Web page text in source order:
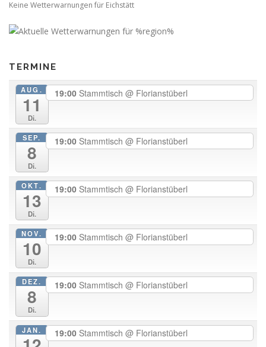
Keine Wetterwarnungen für Eichstätt
TERMINE
AUG.
11
Di.
19:00 Stammtisch @ Florianstüberl
SEP.
8
Di.
19:00 Stammtisch @ Florianstüberl
OKT.
13
Di.
19:00 Stammtisch @ Florianstüberl
NOV.
10
Di.
19:00 Stammtisch @ Florianstüberl
DEZ.
8
Di.
19:00 Stammtisch @ Florianstüberl
JAN. 19:00 Stammtisch @ Florianstüberl